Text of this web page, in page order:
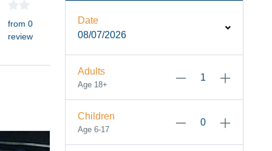
from 0
review
Date
08/07/2026
Adults
Age 18+
Children
Age 6-17